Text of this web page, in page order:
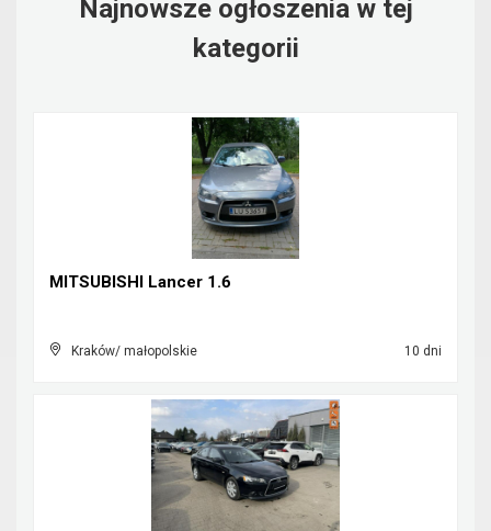
Najnowsze ogłoszenia w tej
kategorii
MITSUBISHI Lancer 1.6
Kraków/ małopolskie 10 dni